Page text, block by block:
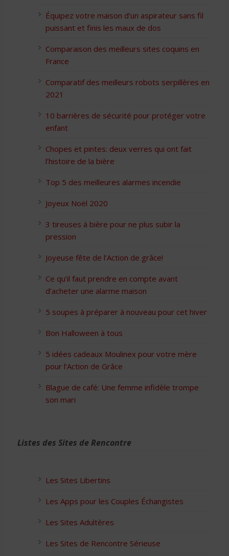
Équipez votre maison d’un aspirateur sans fil
puissant et finis les maux de dos
Comparaison des meilleurs sites coquins en
France
Comparatif des meilleurs robots serpillères en
2021
10 barrières de sécurité pour protéger votre
enfant
Chopes et pintes: deux verres qui ont fait
l’histoire de la bière
Top 5 des meilleures alarmes incendie
Joyeux Noël 2020
3 tireuses à bière pour ne plus subir la
pression
Joyeuse fête de l’Action de grâce!
Ce qu’il faut prendre en compte avant
d’acheter une alarme maison
5 soupes à préparer à nouveau pour cet hiver
Bon Halloween à tous
5 idées cadeaux Moulinex pour votre mère
pour l’Action de Grâce
Blague de café: Une femme infidèle trompe
son mari
Listes des Sites de Rencontre
Les Sites Libertins
Les Apps pour les Couples Échangistes
Les Sites Adultères
Les Sites de Rencontre Sérieuse